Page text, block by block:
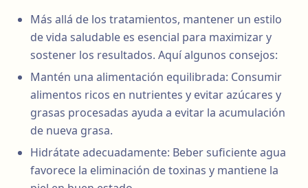
Más allá de los tratamientos, mantener un estilo
de vida saludable es esencial para maximizar y
sostener los resultados. Aquí algunos consejos:
Mantén una alimentación equilibrada: Consumir
alimentos ricos en nutrientes y evitar azúcares y
grasas procesadas ayuda a evitar la acumulación
de nueva grasa.
Hidrátate adecuadamente: Beber suficiente agua
favorece la eliminación de toxinas y mantiene la